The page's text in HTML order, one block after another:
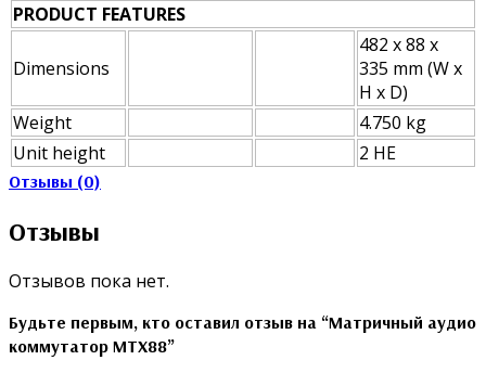
PRODUCT FEATURES
Dimensions
482 x 88 x
335 mm (W x
H x D)
Weight
4.750 kg
Unit height
2 HE
Отзывы (0)
Отзывы
Отзывов пока нет.
Будьте первым, кто оставил отзыв на “Матричный аудио
коммутатор MTX88”